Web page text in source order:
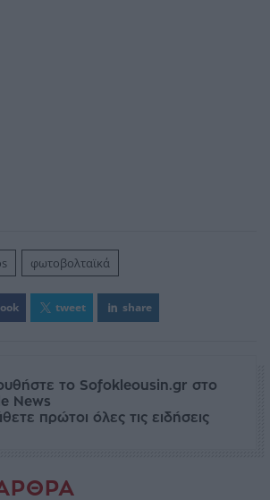
φωτοβολταϊκά
tweet share
το Sofokleousin.gr στο
News
πρώτοι όλες τις ειδήσεις